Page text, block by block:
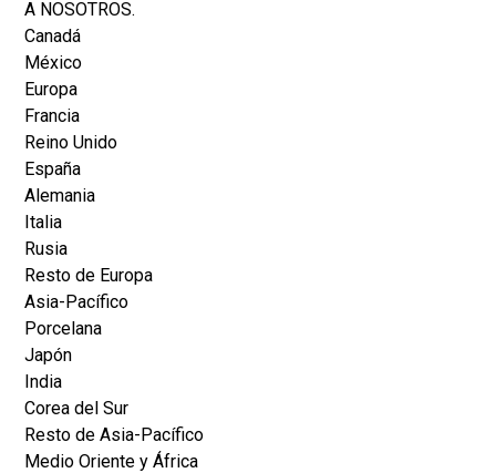
A NOSOTROS.
Canadá
México
Europa
Francia
Reino Unido
España
Alemania
Italia
Rusia
Resto de Europa
Asia-Pacífico
Porcelana
Japón
India
Corea del Sur
Resto de Asia-Pacífico
Medio Oriente y África